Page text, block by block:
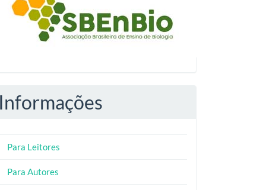
Informações
Para Leitores
Para Autores